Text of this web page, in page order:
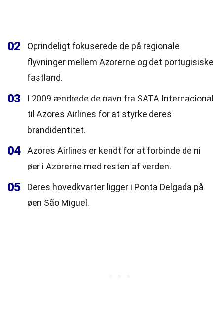
02
Oprindeligt fokuserede de på regionale
flyvninger mellem Azorerne og det portugisiske
fastland.
03
I 2009 ændrede de navn fra SATA Internacional
til Azores Airlines for at styrke deres
brandidentitet.
04
Azores Airlines er kendt for at forbinde de ni
øer i Azorerne med resten af verden.
05
Deres hovedkvarter ligger i Ponta Delgada på
øen São Miguel.